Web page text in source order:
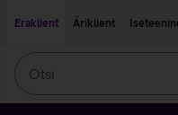
Eraklient
Äriklient